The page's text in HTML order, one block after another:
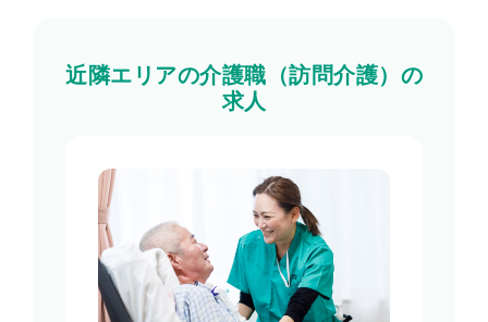
近隣エリアの介護職（訪問介護）の
求人